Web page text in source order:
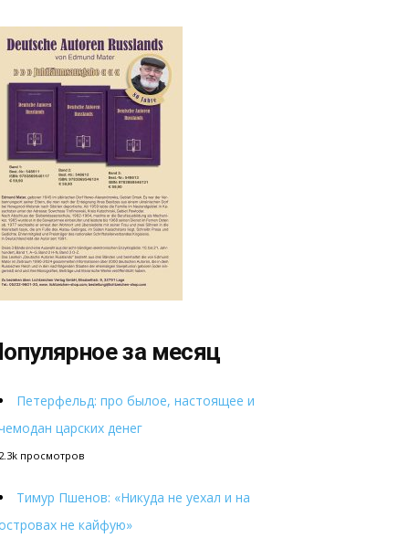
за месяц
Петерфельд: про былое, настоящее и
царских денег
просмотров
Тимур Пшенов: «Никуда не уехал и на
не кайфую»